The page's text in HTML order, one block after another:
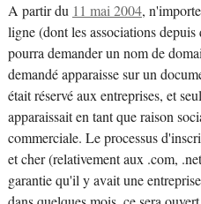
A partir du 11 mai 2004,
ligne (dont les associations
pourra demander un nom de
demandé apparaisse sur un
était réservé aux entreprises, et
apparaissait en tant que raison
commerciale. Le processus
et cher (relativement aux .com,
garantie qu'il y avait une